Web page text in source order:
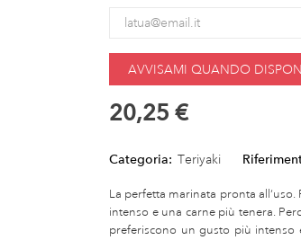
AVVISAMI QUANDO
20,25 €
Categoria: Teriyaki
La perfetta marinata pronta
intenso e una carne più tenera.
preferiscono un gusto più intenso